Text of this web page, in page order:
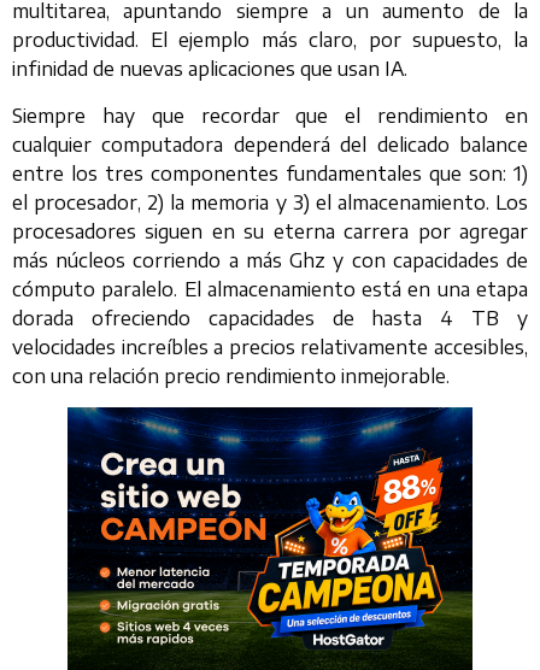
multitarea, apuntando siempre a un aumento de la
productividad. El ejemplo más claro, por supuesto, la
infinidad de nuevas aplicaciones que usan IA.
Siempre hay que recordar que el rendimiento en
cualquier computadora dependerá del delicado balance
entre los tres componentes fundamentales que son: 1)
el procesador, 2) la memoria y 3) el almacenamiento. Los
procesadores siguen en su eterna carrera por agregar
más núcleos corriendo a más Ghz y con capacidades de
cómputo paralelo. El almacenamiento está en una etapa
dorada ofreciendo capacidades de hasta 4 TB y
velocidades increíbles a precios relativamente accesibles,
con una relación precio rendimiento inmejorable.